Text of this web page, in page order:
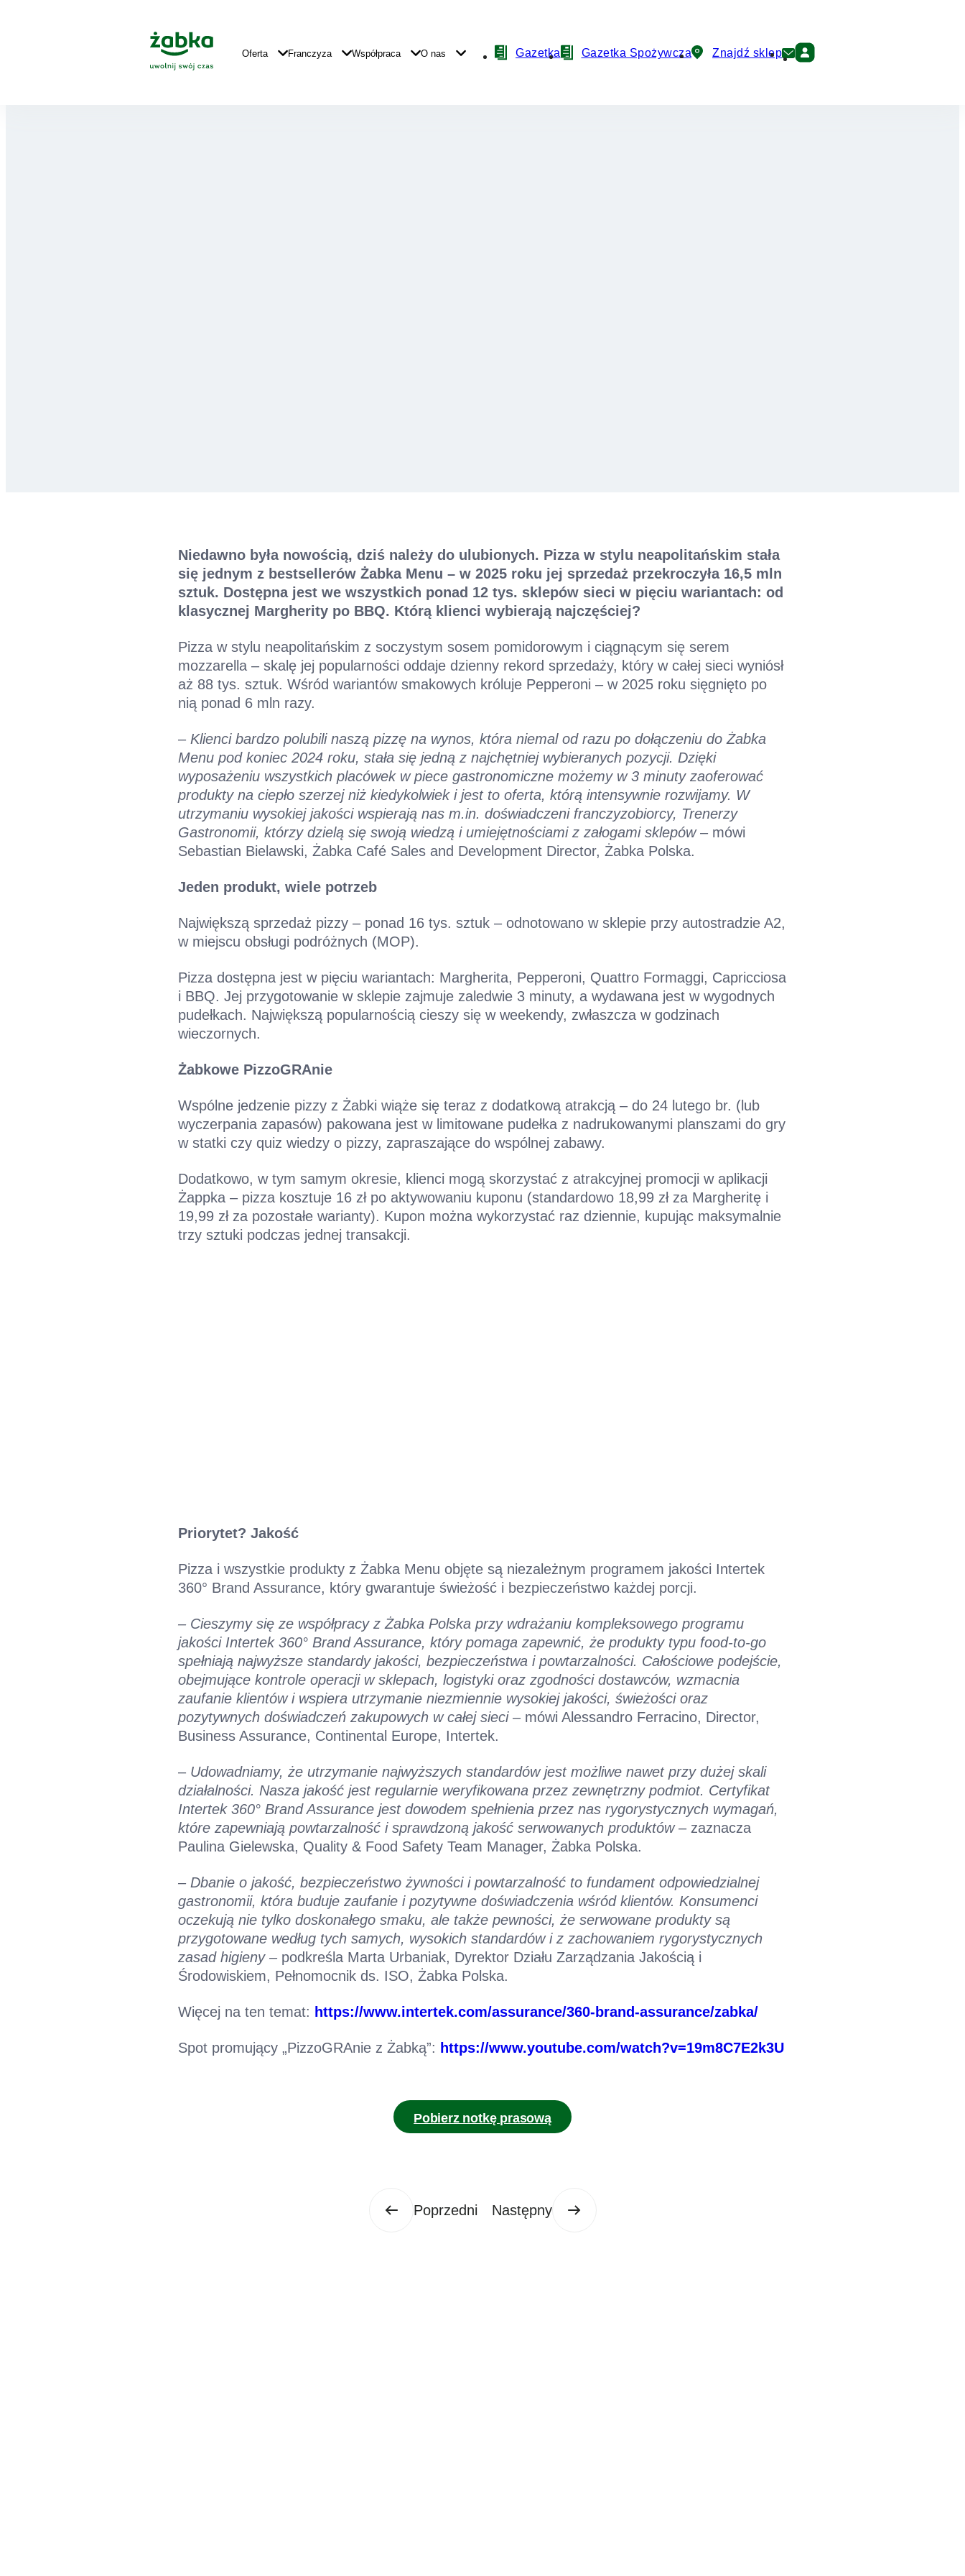
Główne
Logo
Główna
Nawigacja
Oferta Franczyza Współpraca O nas
NawigacjaGazetka Gazetka Spożywcza Znajdź sklep
Niedawno była nowością, dziś należy do ulubionych. Pizza w stylu neapolitańskim stała
się jednym z bestsellerów Żabka Menu – w 2025 roku jej sprzedaż przekroczyła 16,5 mln
sztuk. Dostępna jest we wszystkich ponad 12 tys. sklepów sieci w pięciu wariantach: od
klasycznej Margherity po BBQ. Którą klienci wybierają najczęściej?
Pizza w stylu neapolitańskim z soczystym sosem pomidorowym i ciągnącym się serem
mozzarella – skalę jej popularności oddaje dzienny rekord sprzedaży, który w całej sieci wyniósł
aż 88 tys. sztuk. Wśród wariantów smakowych króluje Pepperoni – w 2025 roku sięgnięto po
nią ponad 6 mln razy.
– Klienci bardzo polubili naszą pizzę na wynos, która niemal od razu po dołączeniu do Żabka
Menu pod koniec 2024 roku, stała się jedną z najchętniej wybieranych pozycji. Dzięki
wyposażeniu wszystkich placówek w piece gastronomiczne możemy w 3 minuty zaoferować
produkty na ciepło szerzej niż kiedykolwiek i jest to oferta, którą intensywnie rozwijamy. W
utrzymaniu wysokiej jakości wspierają nas m.in. doświadczeni franczyzobiorcy, Trenerzy
Gastronomii, którzy dzielą się swoją wiedzą i umiejętnościami z załogami sklepów– mówi
Sebastian Bielawski, Żabka Café Sales and Development Director, Żabka Polska.
Jeden produkt, wiele potrzeb
Największą sprzedaż pizzy – ponad 16 tys. sztuk – odnotowano w sklepie przy autostradzie A2,
w miejscu obsługi podróżnych (MOP).
Pizza dostępna jest w pięciu wariantach: Margherita, Pepperoni, Quattro Formaggi, Capricciosa
i BBQ. Jej przygotowanie w sklepie zajmuje zaledwie 3 minuty, a wydawana jest w wygodnych
pudełkach. Największą popularnością cieszy się w weekendy, zwłaszcza w godzinach
wieczornych.
Żabkowe PizzoGRAnie
Wspólne jedzenie pizzy z Żabki wiąże się teraz z dodatkową atrakcją – do 24 lutego br. (lub
wyczerpania zapasów) pakowana jest w limitowane pudełka z nadrukowanymi planszami do gry
w statki czy quiz wiedzy o pizzy, zapraszające do wspólnej zabawy.
Dodatkowo, w tym samym okresie, klienci mogą skorzystać z atrakcyjnej promocji w aplikacji
Żappka – pizza kosztuje 16 zł po aktywowaniu kuponu (standardowo 18,99 zł za Margheritę i
19,99 zł za pozostałe warianty). Kupon można wykorzystać raz dziennie, kupując maksymalnie
trzy sztuki podczas jednej transakcji.
Priorytet? Jakość
Pizza i wszystkie produkty z Żabka Menu objęte są niezależnym programem jakości Intertek
360° Brand Assurance, który gwarantuje świeżość i bezpieczeństwo każdej porcji.
– Cieszymy się ze współpracy z Żabka Polska przy wdrażaniu kompleksowego programu
jakości Intertek 360° Brand Assurance, który pomaga zapewnić, że produkty typu food-to-go
spełniają najwyższe standardy jakości, bezpieczeństwa i powtarzalności. Całościowe podejście,
obejmujące kontrole operacji w sklepach, logistyki oraz zgodności dostawców, wzmacnia
zaufanie klientów i wspiera utrzymanie niezmiennie wysokiej jakości, świeżości oraz
pozytywnych doświadczeń zakupowych w całej sieci – mówi Alessandro Ferracino, Director,
Business Assurance, Continental Europe, Intertek.
– Udowadniamy, że utrzymanie najwyższych standardów jest możliwe nawet przy dużej skali
działalności. Nasza jakość jest regularnie weryfikowana przez zewnętrzny podmiot. Certyfikat
Intertek 360° Brand Assurance jest dowodem spełnienia przez nas rygorystycznych wymagań,
które zapewniają powtarzalność i sprawdzoną jakość serwowanych produktów– zaznacza
Paulina Gielewska, Quality & Food Safety Team Manager, Żabka Polska.
– Dbanie o jakość, bezpieczeństwo żywności i powtarzalność to fundament odpowiedzialnej
gastronomii, która buduje zaufanie i pozytywne doświadczenia wśród klientów. Konsumenci
oczekują nie tylko doskonałego smaku, ale także pewności, że serwowane produkty są
przygotowane według tych samych, wysokich standardów i z zachowaniem rygorystycznych
zasad higieny – podkreśla Marta Urbaniak, Dyrektor Działu Zarządzania Jakością i
Środowiskiem, Pełnomocnik ds. ISO, Żabka Polska.
Więcej na ten temat: https://www.intertek.com/assurance/360-brand-assurance/zabka/
Spot promujący „PizzoGRAnie z Żabką”: https://www.youtube.com/watch?v=19m8C7E2k3U
Pobierz notkę prasową
Poprzedni Następny